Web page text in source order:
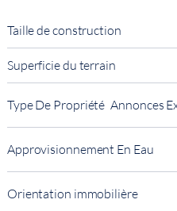
Taille de construction
Superficie du terrain
Type De Propriété Annonces
Approvisionnement En Eau
Orientation immobilière